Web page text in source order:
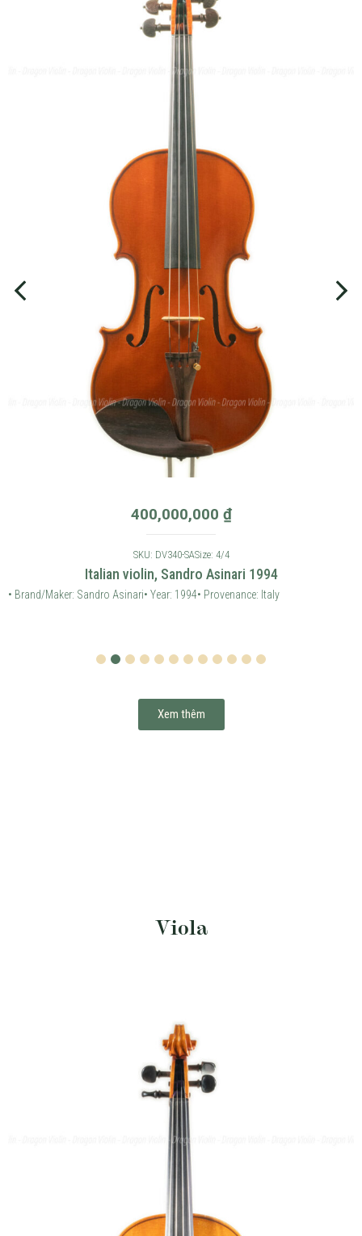
400,000,000 ₫
SKU: DV340-SASize: 4/4
Italian violin, Sandro Asinari 1994
• Brand/Maker: Sandro Asinari• Year: 1994• Provenance: Italy
4 5 6 7 8 9 101112
Xem thêm
Viola